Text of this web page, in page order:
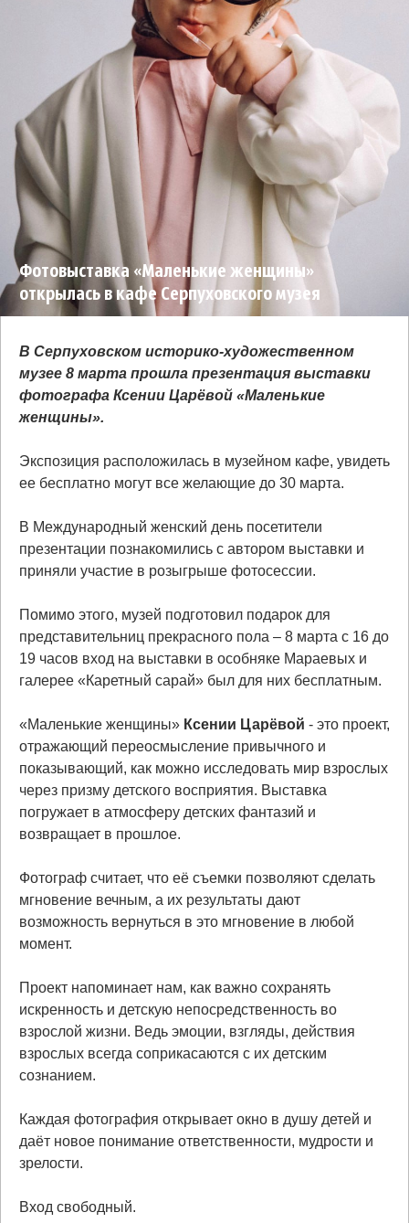
Фотовыставка «Маленькие женщины»
открылась в кафе Серпуховского музея
В Серпуховском историко-художественном
музее 8 марта прошла презентация выставки
фотографа Ксении Царёвой «Маленькие
женщины».
Экспозиция расположилась в музейном кафе, увидеть
ее бесплатно могут все желающие до 30 марта.
В Международный женский день посетители
презентации познакомились с автором выставки и
приняли участие в розыгрыше фотосессии.
Помимо этого, музей подготовил подарок для
представительниц прекрасного пола – 8 марта с 16 до
19 часов вход на выставки в особняке Мараевых и
галерее «Каретный сарай» был для них бесплатным.
«Маленькие женщины» Ксении Царёвой - это проект,
отражающий переосмысление привычного и
показывающий, как можно исследовать мир взрослых
через призму детского восприятия. Выставка
погружает в атмосферу детских фантазий и
возвращает в прошлое.
Фотограф считает, что её съемки позволяют сделать
мгновение вечным, а их результаты дают
возможность вернуться в это мгновение в любой
момент.
Проект напоминает нам, как важно сохранять
искренность и детскую непосредственность во
взрослой жизни. Ведь эмоции, взгляды, действия
взрослых всегда соприкасаются с их детским
сознанием.
Каждая фотография открывает окно в душу детей и
даёт новое понимание ответственности, мудрости и
зрелости.
Вход свободный.